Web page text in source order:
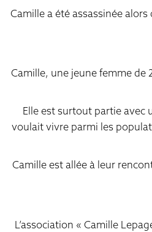
Camille a été assassinée
Camille, une jeune femme de
Elle est surtout partie avec
voulait vivre parmi les
Camille est allée à leur
L’association « Camille